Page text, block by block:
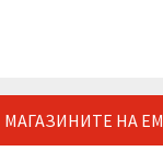
МАГАЗИНИТЕ НА